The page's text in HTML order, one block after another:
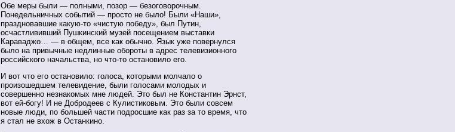
Обе меры были — полными, позор — безоговорочным.
Понедельничных событий — просто не было! Были «Наши»,
праздновавшие какую-то «чистую победу», был Путин,
осчастлививший Пушкинский музей посещением выставки
Караваджо… — в общем, все как обычно. Язык уже повернулся
было на привычные недлинные обороты в адрес телевизионного
российского начальства, но что-то остановило его.
И вот что его остановило: голоса, которыми молчало о
произошедшем телевидение, были голосами молодых и
совершенно незнакомых мне людей. Это был не Константин Эрнст,
вот ей-богу! И не Добродеев с Кулистиковым. Это были совсем
новые люди, по большей части подросшие как раз за то время, что
я стал не вхож в Останкино.